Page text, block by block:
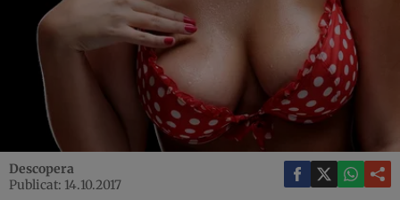
Descopera
Publicat: 14.10.2017